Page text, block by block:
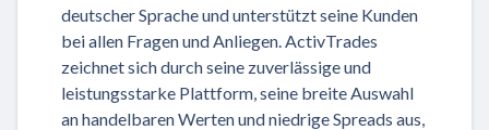
deutscher Sprache und unterstützt seine Kunden
bei allen Fragen und Anliegen. ActivTrades
zeichnet sich durch seine zuverlässige und
leistungsstarke Plattform, seine breite Auswahl
an handelbaren Werten und niedrige Spreads aus,